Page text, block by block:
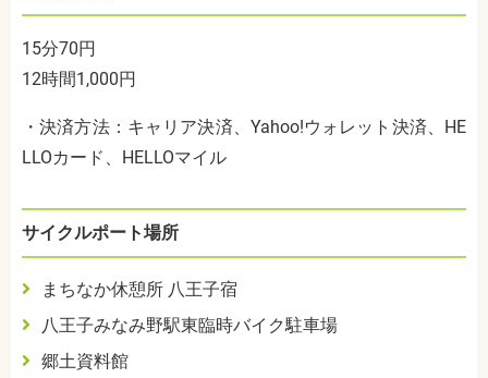
15分70円
12時間1,000円
・決済方法：キャリア決済、Yahoo!ウォレット決済、HE
LLOカード、HELLOマイル
サイクルポート場所
まちなか休憩所 八王子宿
八王子みなみ野駅東臨時バイク駐車場
郷土資料館